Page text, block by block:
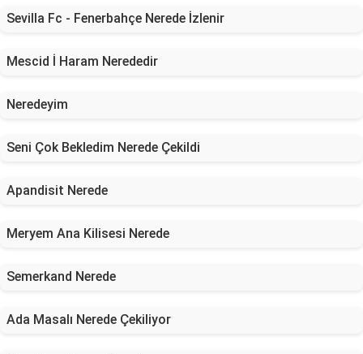
Sevilla Fc - Fenerbahçe Nerede İzlenir
Mescid İ Haram Nerededir
Neredeyim
Seni Çok Bekledim Nerede Çekildi
Apandisit Nerede
Meryem Ana Kilisesi Nerede
Semerkand Nerede
Ada Masalı Nerede Çekiliyor